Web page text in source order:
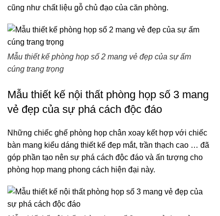
cũng như chất liệu gỗ chủ đạo của căn phòng.
Mẫu thiết kế phòng họp số 2 mang vẻ đẹp của sự ấm
cúng trang trọng
Mẫu thiết kế nội thất phòng họp số 3 mang
vẻ đẹp của sự phá cách độc đáo
Những chiếc ghế phòng họp chân xoay kết hợp với chiếc
bàn mang kiểu dáng thiết kế đẹp mắt, trần thạch cao … đã
góp phần tạo nên sự phá cách độc đáo và ấn tượng cho
phòng họp mang phong cách hiện đại này.